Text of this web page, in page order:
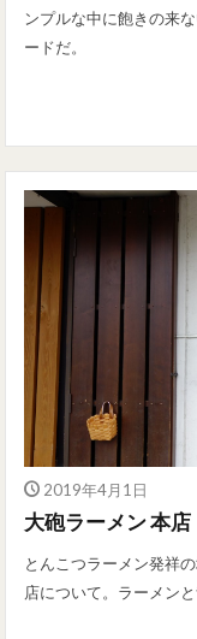
ンプルな中に飽きの来
ードだ。
2019年4月1日
大砲ラーメン 本店
とんこつラーメン発祥
店について。ラーメン